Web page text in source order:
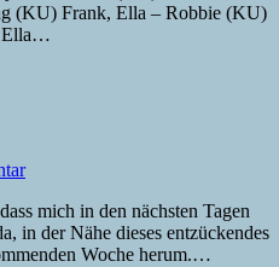
(KU) Frank, Ella – Robbie (KU)
Ella…
in der Nähe dieses entzückendes
Woche herum.…